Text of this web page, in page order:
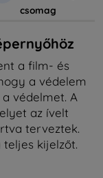
csomag
a film- és
a védelem
védelmet. A
az ívelt
terveztek.
kijelzőt.